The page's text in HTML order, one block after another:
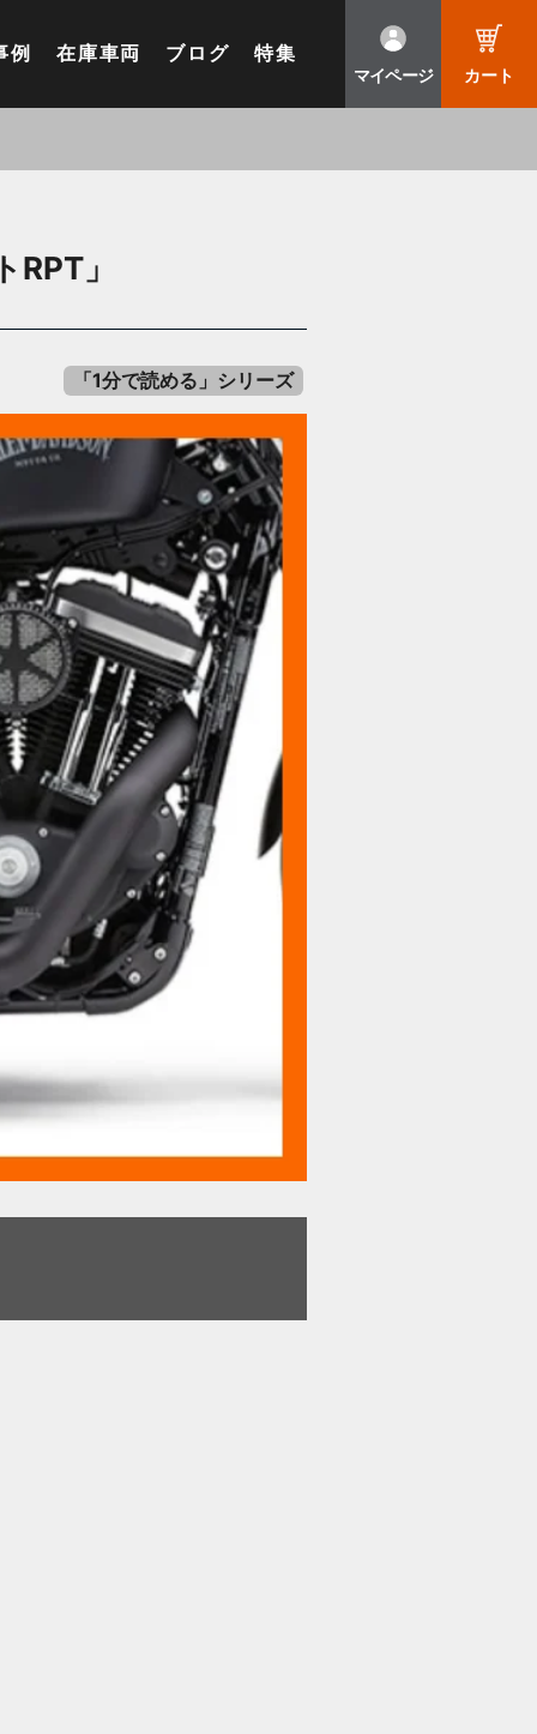
例 在庫車両 ブログ 特集
マイページ カート
」
「1分で読める」シリーズ